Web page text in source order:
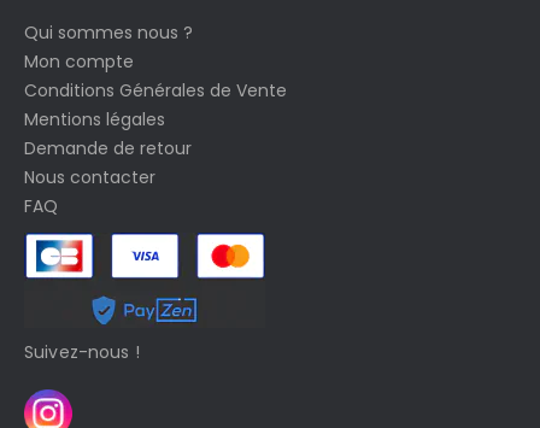
Qui sommes nous ?
Mon compte
Conditions Générales de Vente
Mentions légales
Demande de retour
Nous contacter
FAQ
Suivez-nous !